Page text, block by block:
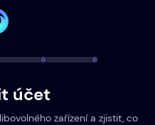
účet
zařízení a zjistit, co